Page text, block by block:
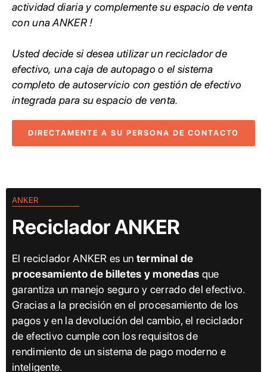
actividad diaria y complemente su espacio de venta
con una ANKER !
Usted decide si desea utilizar un reciclador de
efectivo, una caja de autopago o el sistema
completo de autoservicio con gestión de efectivo
integrada para su espacio de venta.
DIRECTAMENTE A SU PERSONA DE CONTACTO
ANKER
Reciclador ANKER
El reciclador ANKER es un terminal de
procesamiento de billetes y monedas que
garantiza un manejo seguro y cerrado del efectivo.
Gracias a la precisión en el procesamiento de los
pagos y en la devolución del cambio, el reciclador
de efectivo cumple con los requisitos de
rendimiento de un sistema de pago moderno e
inteligente.